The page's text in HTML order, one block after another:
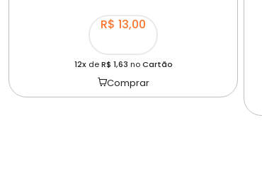
R$ 13,00
12xdeR$ 1,63 noCartão
Comprar